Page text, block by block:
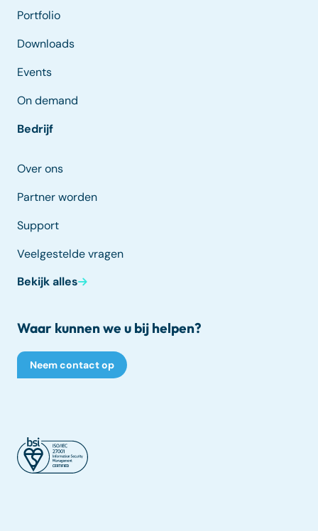
Portfolio
Downloads
Events
On demand
Bedrijf
Over ons
Partner worden
Support
Veelgestelde vragen
Bekijk alles
Waar kunnen we u bij helpen?
Neem contact op